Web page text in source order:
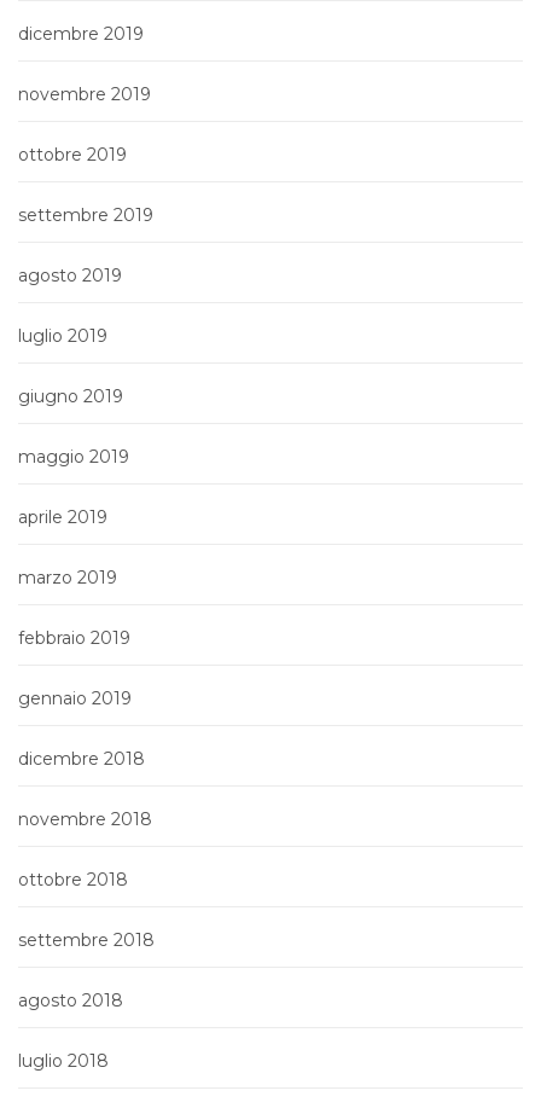
dicembre 2019
novembre 2019
ottobre 2019
settembre 2019
agosto 2019
luglio 2019
giugno 2019
maggio 2019
aprile 2019
marzo 2019
febbraio 2019
gennaio 2019
dicembre 2018
novembre 2018
ottobre 2018
settembre 2018
agosto 2018
luglio 2018